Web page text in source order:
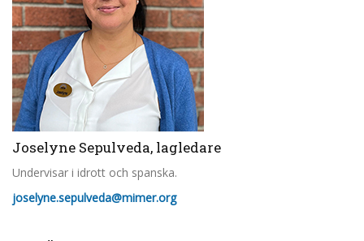
Joselyne Sepulveda, lagledare
Undervisar i idrott och spanska.
joselyne.sepulveda@mimer.org